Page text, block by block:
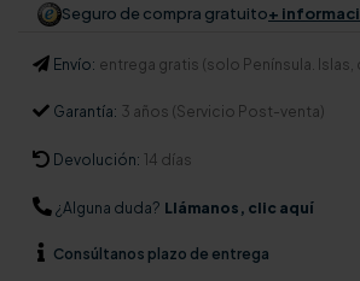
Seguro de compra gratuito+
Envío: entrega gratis (solo Península. Islas,
Garantía: 3 años (Servicio Post-venta)
Devolución: 14 días
¿Alguna duda? Llámanos, clic aquí
Consúltanos plazo de entrega